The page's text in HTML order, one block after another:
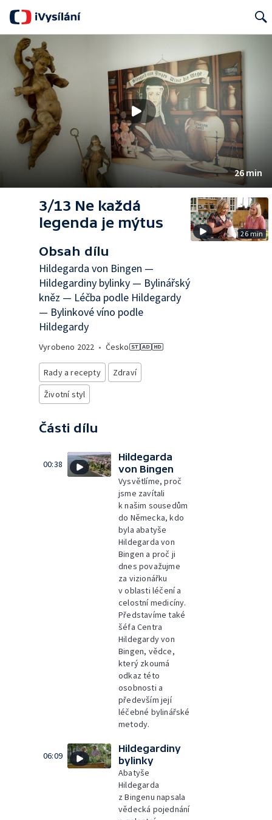
26 min
3/13 Ne každá
legenda je mýtus
Obsah dílu
Hildegarda von Bingen —
Hildegardiny bylinky — Bylinářský
kněz — Léčba podle Hildegardy
— Bylinkové víno podle
Hildegardy
Vyrobeno 2022 • Česko
Rady a recepty
Zdraví
Životní styl
Části dílu
00:38
Hildegarda
von Bingen
Vysvětlíme, proč
jsme zavítali
k našim sousedům
do Německa, kdo
byla abatyše
Hildegarda von
Bingen a proč ji
dnes považujme
za vizionářku
v oblasti léčení a
celostní medicíny.
Představíme také
šéfa Centra
Hildegardy von
Bingen, vědce,
který zkoumá
odkaz této
osobnosti a
především její
léčebné bylinářské
metody.
06:09
Hildegardiny
bylinky
Abatyše
Hildegarda
z Bingenu napsala
vědecká pojednání
26 min